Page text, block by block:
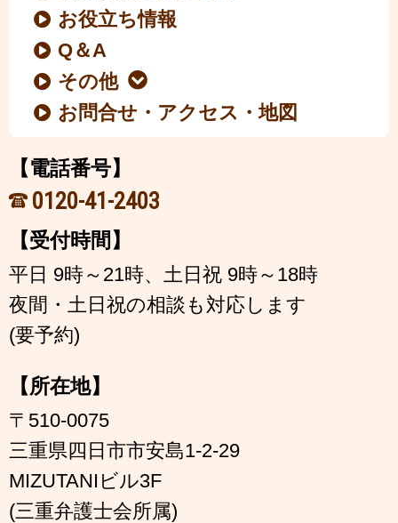
お役立ち情報
Q＆A
その他
お問合せ・アクセス・地図
【電話番号】
0120-41-2403
【受付時間】
平日 9時～21時、土日祝 9時～18時
夜間・土日祝の相談も対応します
(要予約)
【所在地】
〒510-0075
三重県四日市市安島1-2-29
MIZUTANIビル3F
(三重弁護士会所属)